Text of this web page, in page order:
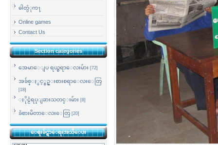
ဓါတ္ပံုက႑
Online games
Contact Us
Section categories
အေမာေျပ ရယ္စရာေလးမ်ား [72]
အခ်စ္ႏွင့္စဥ္းစားစရာေလးေတြ
[18]
ႏိုင္ငံရပ္ျခားသတင္းမ်ား [8]
ခံစားမိတာေလးေတြ [20]
ေရးခ်င္ရာေရးအသိေပး